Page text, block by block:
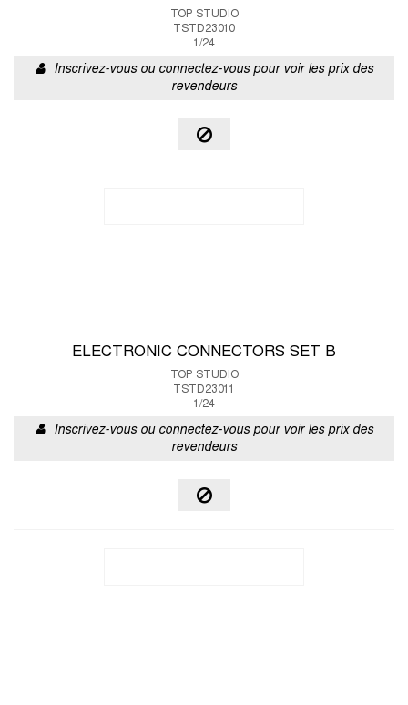
TOP STUDIO
TSTD23010
1/24
Inscrivez-vous ou connectez-vous pour voir les prix des
revendeurs
ELECTRONIC CONNECTORS SET B
TOP STUDIO
TSTD23011
1/24
Inscrivez-vous ou connectez-vous pour voir les prix des
revendeurs